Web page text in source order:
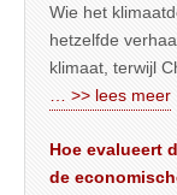
Wie het
hetzelfde
klimaat, terwijl
… >> lees meer
Hoe evalueert
de